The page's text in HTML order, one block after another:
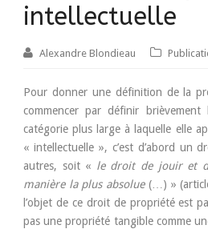
intellectuelle
Alexandre Blondieau
Pour donner une définition de la
commencer par définir brièvement
catégorie plus large à laquelle elle
« intellectuelle », c’est d’abord un
autres, soit « le droit de jouir et
manière la plus absolue(…) »
l’objet de ce droit de propriété est
pas une propriété tangible comme